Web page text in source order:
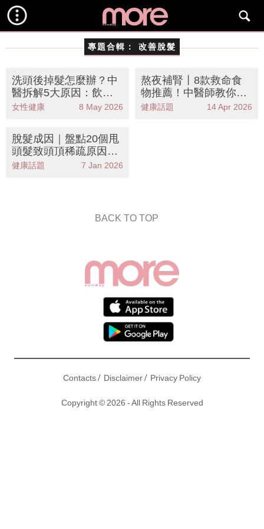
專題合輯： 改善脫髮
洗頭後掉髮怎麼辦？中
醫拆解5大原因：飲桑
寄生紅棗補血茶改善脫
女性健康 8 May 2026
熬夜補腎丨8款救命食
物推薦！中醫師教你告
別腰痠脫髮改善睡眠質
健康話題 14 Apr 2026
脫髮成因｜盤點20個甩
頭髮致頭頂稀疏原因！
枕頭/編髮/蛋白質不足
健康話題 7 Jan 2026
BACK TO TOP
Contacts/ Disclaimer/ Privacy Policy
Copyright © 2026 - All Rights Reserved